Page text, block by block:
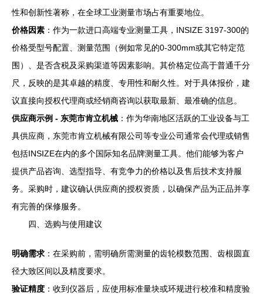
性和创新性著称，在全球工业测量市场占有重要地位。
价格因素 ：作为一款进口高端专业测量工具，INSIZE 3197-300的
价格受型号配置、测量范围（例如常见的0-300mm或其它特定范
围）、是否含税及采购渠道等因素影响。其价格定位高于普通千分
尺，反映的是其卓越的精度、专用性和耐久性。对于具体报价，建
议直接向授权代理商或经销商咨询以获取最新、最准确的信息。
供应商示例 - 东莞市肯立机械 ：作为华南地区活跃的工业设备与工
具供应商，东莞市肯立机械有限公司等专业公司通常会代理或销售
包括INSIZE在内的多个国际知名品牌测量工具。他们能够为客户
提供产品咨询、选型指导、有竞争力的价格以及售后技术支持服
务。采购时，建议确认供应商的授权资质，以确保产品为正品并享
有完善的保修服务。
四、选购与使用建议
明确需求 ：在采购前，需明确所需测量的齿轮模数范围、齿根圆直
径大致区间以及精度要求。
验证精度 ：收到仪器后，应使用标准量块或环规进行校准和精度验